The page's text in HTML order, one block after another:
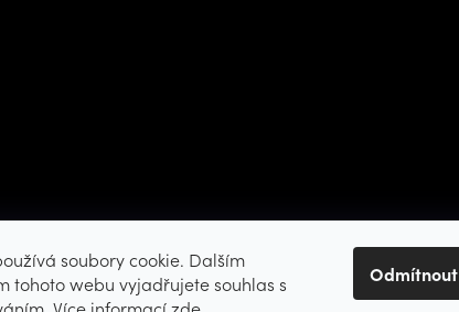
soubory cookie. Dalším
tohoto webu vyjadřujete souhlas s
Odmítnout